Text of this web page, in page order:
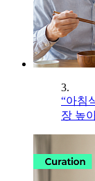
3.
“아침
장 높